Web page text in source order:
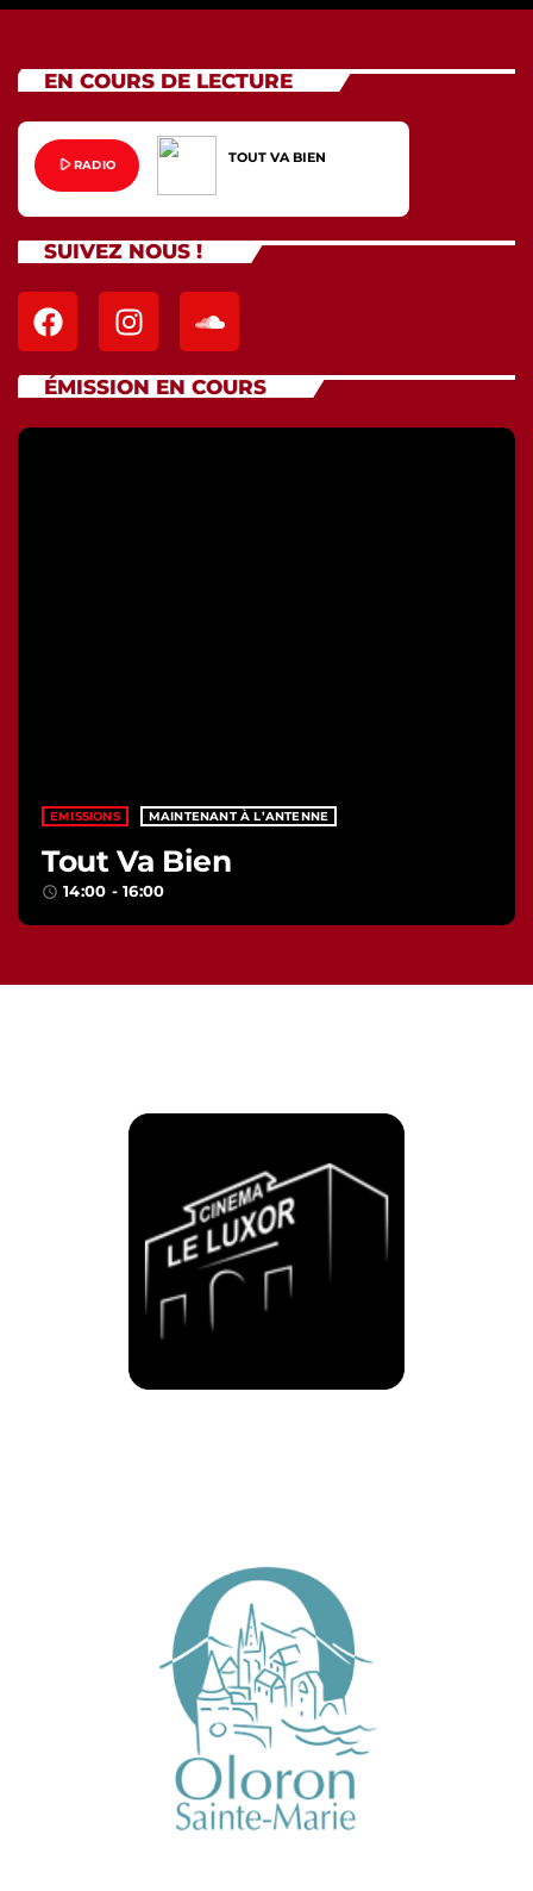
EN COURS DE LECTURE
play_arrowRADIO TOUT VA BIEN
SUIVEZ NOUS !
ÉMISSION EN COURS
EMISSIONS MAINTENANT À L’ANTENNE
Tout Va Bien
access_time 14:00 - 16:00